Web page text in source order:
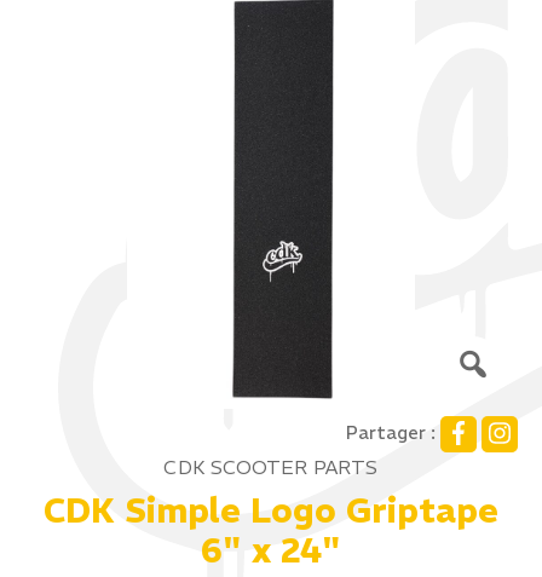
Partager :
CDK SCOOTER PARTS
CDK Simple Logo Griptape
6" x 24"